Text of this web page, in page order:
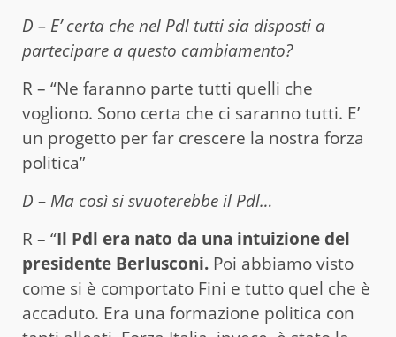
D – E’ certa che nel Pdl tutti sia disposti a
partecipare a questo cambiamento?
R – “Ne faranno parte tutti quelli che
vogliono. Sono certa che ci saranno tutti. E’
un progetto per far crescere la nostra forza
politica”
D – Ma così si svuoterebbe il Pdl…
R – “Il Pdl era nato da una intuizione del
presidente Berlusconi. Poi abbiamo visto
come si è comportato Fini e tutto quel che è
accaduto. Era una formazione politica con